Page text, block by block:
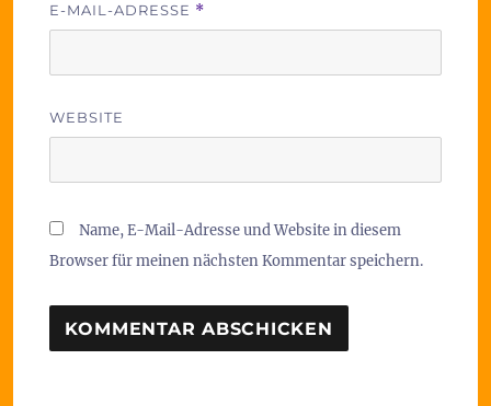
E-MAIL-ADRESSE *
WEBSITE
Name, E-Mail-Adresse und Website in diesem
Browser für meinen nächsten Kommentar speichern.